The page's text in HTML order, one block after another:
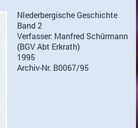
NIederbergische Geschichte
Band 2
Verfasser: Manfred Schürmann
(BGV Abt Erkrath)
1995
Archiv-Nr. B0067/95